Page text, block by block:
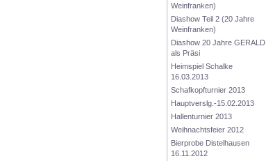
Weinfranken)
Diashow Teil 2 (20 Jahre
Weinfranken)
Diashow 20 Jahre GERALD
als Präsi
Heimspiel Schalke
16.03.2013
Schafkopfturnier 2013
Hauptverslg.-15.02.2013
Hallenturnier 2013
Weihnachtsfeier 2012
Bierprobe Distelhausen
16.11.2012